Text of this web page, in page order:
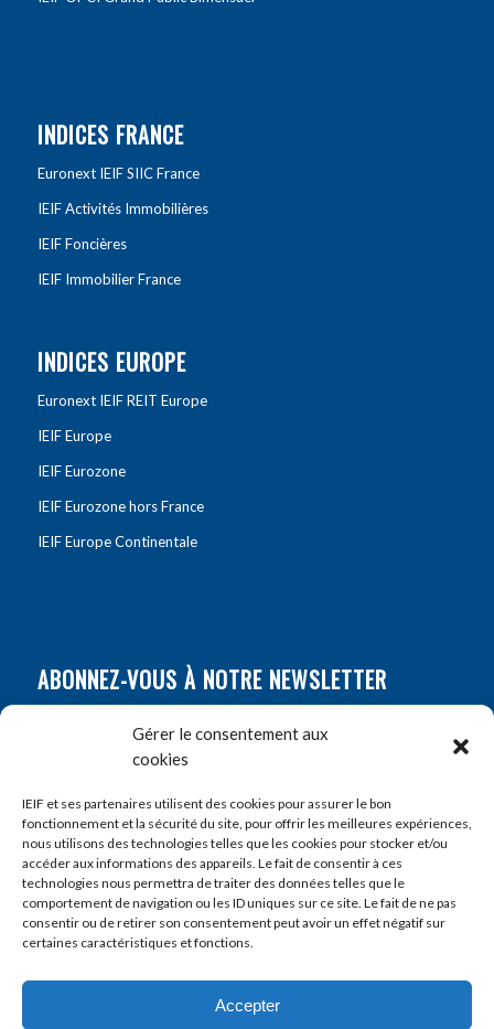
Gérer le consentement aux
cookies
IEIF et ses partenaires utilisent des cookies pour assurer le bon
fonctionnement et la sécurité du site, pour offrir les meilleures expériences,
nous utilisons des technologies telles que les cookies pour stocker et/ou
accéder aux informations des appareils. Le fait de consentir à ces
technologies nous permettra de traiter des données telles que le
comportement de navigation ou les ID uniques sur ce site. Le fait de ne pas
consentir ou de retirer son consentement peut avoir un effet négatif sur
certaines caractéristiques et fonctions.
Accepter
INDICES FRANCE
Euronext IEIF SIIC France
IEIF Activités Immobilières
IEIF Foncières
IEIF Immobilier France
INDICES EUROPE
Euronext IEIF REIT Europe
IEIF Europe
IEIF Eurozone
IEIF Eurozone hors France
IEIF Europe Continentale
ABONNEZ-VOUS À NOTRE NEWSLETTER
Prénom*
E-mail*